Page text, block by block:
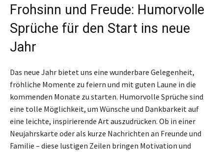
Frohsinn und Freude: Humorvolle
Sprüche für den Start ins neue
Jahr
Das neue Jahr bietet uns eine wunderbare Gelegenheit,
fröhliche Momente zu feiern und mit guten Laune in die
kommenden Monate zu starten. Humorvolle Sprüche sind
eine tolle Möglichkeit, um Wünsche und Dankbarkeit auf
eine leichte, inspirierende Art auszudrücken. Ob in einer
Neujahrskarte oder als kurze Nachrichten an Freunde und
Familie – diese lustigen Zeilen bringen Motivation und